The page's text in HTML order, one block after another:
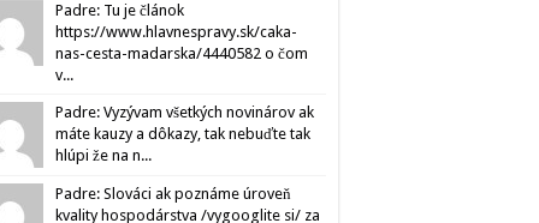
Padre: Tu je článok
https://www.hlavnespravy.sk/caka-
nas-cesta-madarska/4440582 o čom
v...
Padre: Vyzývam všetkých novinárov ak
máte kauzy a dôkazy, tak nebuďte tak
hlúpi že na n...
Padre: Slováci ak poznáme úroveň
kvality hospodárstva /vygooglite si/ za